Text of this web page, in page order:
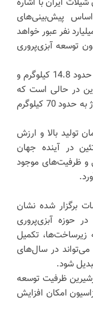
پیش‌بینی‌های
جمعیت جهان تا سال 2050 از مرز 9 میلیارد نفر عبور خواهد
توسعه آبزی‌پروری
کرمی‌راد گفت: سرانه مصرف آبزیان در کشور حدود 14.8 کیلوگرم و
کیلوگرم است این در حالی است که
سرانه مصرف در کشورهایی مانند اسپانیا و نروژ به حدود 70 کیلوگرم
تولید بالا و ارزش
در آینده جهان
و ظرفیت‌های موجود
برگزار شده نشان
حوزه آبزی‌پروری
زیرساخت‌ها، تکمیل
می‌تواند در سال‌های
شود.
ظرفیت توسعه
امکان افزایش